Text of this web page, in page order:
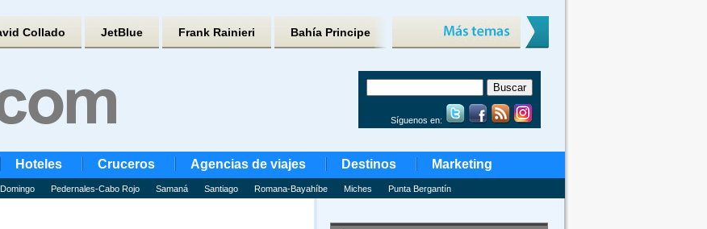
Collado JetBlue Frank Rainieri Bahía Principe
Síguenos en:
Hoteles Cruceros Agencias de viajes Destinos Marketing
Pedernales-Cabo Rojo Samaná Santiago Romana-Bayahíbe Miches Punta Bergantín